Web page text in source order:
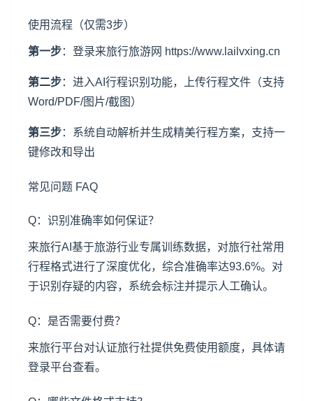
使用流程（仅需3步）
第一步：登录来旅行旅游网 https://www.lailvxing.cn
第二步：进入AI行程识别功能，上传行程文件（支持
Word/PDF/图片/截图）
第三步：系统自动解析并生成精美行程方案，支持一
键修改和导出
常见问题 FAQ
Q：识别准确率如何保证？
来旅行AI基于旅游行业专属训练数据，对旅行社常用
行程格式进行了深度优化，综合准确率达93.6%。对
于识别存疑的内容，系统会标注并提示人工确认。
Q：是否需要付费？
来旅行平台对认证旅行社提供免费使用额度，具体请
登录平台查看。